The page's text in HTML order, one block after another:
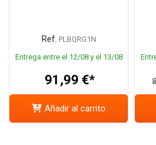
Ref. PLBQRG1N
Entrega entre el 12/08 y el 13/08
91,99 €*
Añadir al carrito